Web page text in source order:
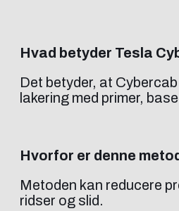
Hvad betyder Tesla
Det betyder, at
lakering med primer,
Hvorfor er denne
Metoden kan reducere
ridser og slid.